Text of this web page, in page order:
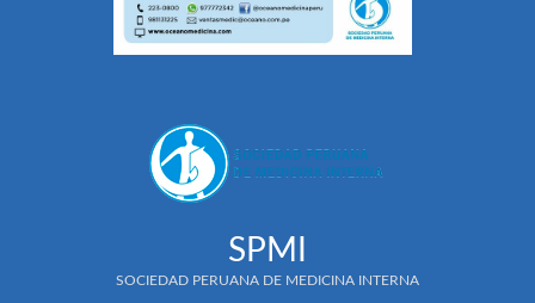
SPMI
SOCIEDAD PERUANA DE MEDICINA INTERNA